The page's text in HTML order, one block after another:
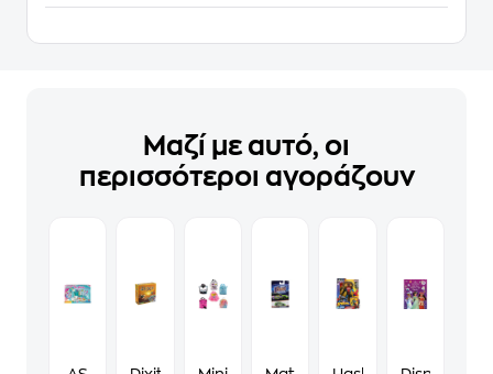
Μαζί με αυτό, οι
περισσότεροι αγοράζουν